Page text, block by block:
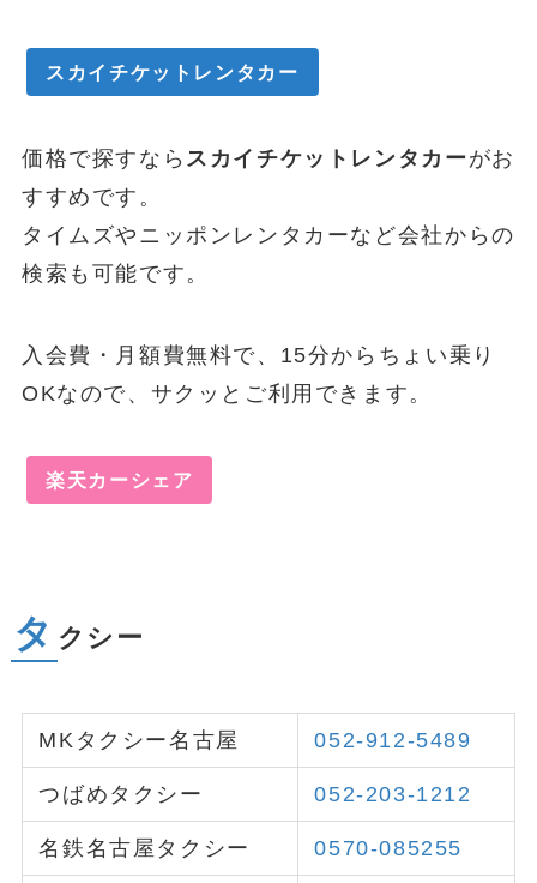
スカイチケットレンタカー
価格で探すなら スカイチケットレンタカー がお
すすめです。
タイムズやニッポンレンタカーなど会社からの
検索も可能です。
入会費・月額費無料で、15分からちょい乗り
OKなので、サクッとご利用できます。
楽天カーシェア
タ クシー
MKタクシー名古屋 052-912-5489
つばめタクシー 052-203-1212
名鉄名古屋タクシー 0570-085255